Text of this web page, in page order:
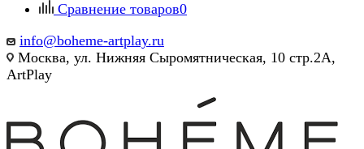
Сравнение товаров0
info@boheme-artplay.ru
Москва, ул. Нижняя Сыромятническая, 10 стр.2А,
ArtPlay